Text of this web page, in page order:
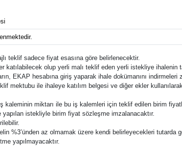
teklif sadece fiyat esasına göre belirlenecektir.
katılabilecek olup yerli malı teklif eden yerli istekliye ihalenin
EKAP hesabına giriş yaparak ihale dokümanını indirmeleri
mektubu ile ihaleye katılım belgesi ve diğer ekler
kaleminin miktarı ile bu iş kalemleri için teklif edilen birim
istekliyle birim fiyat sözleşme imzalanacaktır.
%3’ünden az olmamak üzere kendi belirleyecekleri tutarda
yapılmayacaktır.